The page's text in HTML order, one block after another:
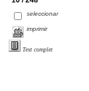
seleccionar
imprimir
Text complet